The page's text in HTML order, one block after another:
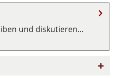
und diskutieren...